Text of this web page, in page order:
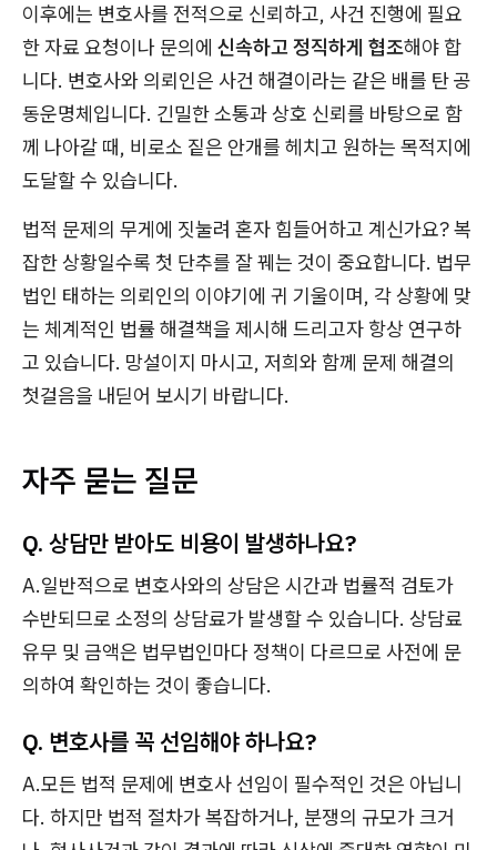
이후에는 변호사를 전적으로 신뢰하고, 사건 진행에 필요
한 자료 요청이나 문의에 신속하고 정직하게 협조해야 합
니다. 변호사와 의뢰인은 사건 해결이라는 같은 배를 탄 공
동운명체입니다. 긴밀한 소통과 상호 신뢰를 바탕으로 함
께 나아갈 때, 비로소 짙은 안개를 헤치고 원하는 목적지에
도달할 수 있습니다.
법적 문제의 무게에 짓눌려 혼자 힘들어하고 계신가요? 복
잡한 상황일수록 첫 단추를 잘 꿰는 것이 중요합니다. 법무
법인 태하는 의뢰인의 이야기에 귀 기울이며, 각 상황에 맞
는 체계적인 법률 해결책을 제시해 드리고자 항상 연구하
고 있습니다. 망설이지 마시고, 저희와 함께 문제 해결의
첫걸음을 내딛어 보시기 바랍니다.
자주 묻는 질문
Q. 상담만 받아도 비용이 발생하나요?
A.일반적으로 변호사와의 상담은 시간과 법률적 검토가
수반되므로 소정의 상담료가 발생할 수 있습니다. 상담료
유무 및 금액은 법무법인마다 정책이 다르므로 사전에 문
의하여 확인하는 것이 좋습니다.
Q. 변호사를 꼭 선임해야 하나요?
A.모든 법적 문제에 변호사 선임이 필수적인 것은 아닙니
다. 하지만 법적 절차가 복잡하거나, 분쟁의 규모가 크거